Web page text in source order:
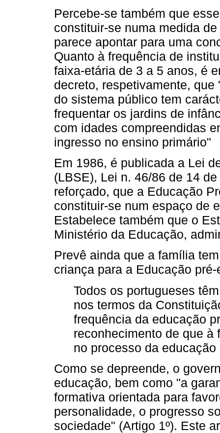
Percebe-se também que
constituir-se numa medida
parece apontar para uma
Quanto à frequência de
faixa-etária de 3 a 5 anos, é
decreto, respetivamente,
do sistema público tem
frequentar os jardins de
com idades compreendidas
ingresso no ensino primário"
Em 1986, é publicada a Lei
(LBSE), Lei n. 46/86 de 14
reforçado, que a Educação
constituir-se num espaço de
Estabelece também que o
Ministério da Educação,
Prevê ainda que a família
criança para a Educação
Todos os portugueses
nos termos da
frequência da educação
reconhecimento de que
no processo da
Como se depreende, o
educação, bem como "a
formativa orientada para
personalidade, o progresso
sociedade" (Artigo 1º). Este